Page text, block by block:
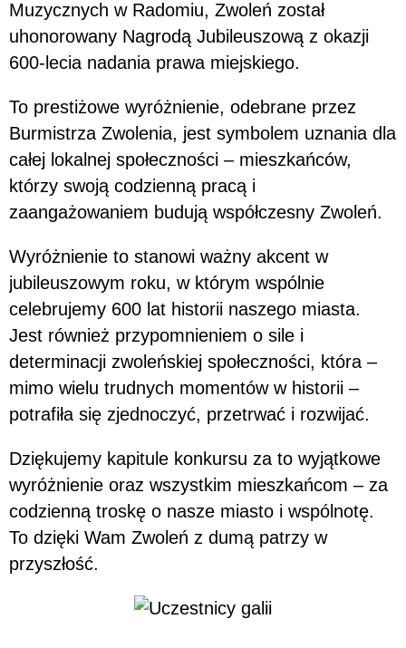
Muzycznych w Radomiu, Zwoleń został
uhonorowany Nagrodą Jubileuszową z okazji
600-lecia nadania prawa miejskiego.
To prestiżowe wyróżnienie, odebrane przez
Burmistrza Zwolenia, jest symbolem uznania dla
całej lokalnej społeczności – mieszkańców,
którzy swoją codzienną pracą i
zaangażowaniem budują współczesny Zwoleń.
Wyróżnienie to stanowi ważny akcent w
jubileuszowym roku, w którym wspólnie
celebrujemy 600 lat historii naszego miasta.
Jest również przypomnieniem o sile i
determinacji zwoleńskiej społeczności, która –
mimo wielu trudnych momentów w historii –
potrafiła się zjednoczyć, przetrwać i rozwijać.
Dziękujemy kapitule konkursu za to wyjątkowe
wyróżnienie oraz wszystkim mieszkańcom – za
codzienną troskę o nasze miasto i wspólnotę.
To dzięki Wam Zwoleń z dumą patrzy w
przyszłość.